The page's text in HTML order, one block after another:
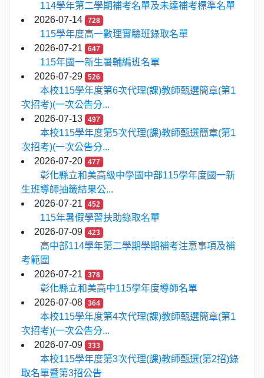
114學年第二學期補考名單及未達補考標準名單
2026-07-14
728
115學年度高一數理實驗班錄取名單
2026-07-21
647
115年國一新生暑輔編班名單
2026-07-29
526
本校115學年度第6次代理(課)教師甄選簡章(第1
次招考)(一次公告分...
2026-07-13
497
本校115學年度第5次代理(課)教師甄選簡章(第1
次招考)(一次公告分...
2026-07-20
477
彰化縣立和美高級中學國中部115學年度國一新
生班導師抽籤結果公...
2026-07-21
452
115年暑假學習扶助錄取名單
2026-07-09
423
高中部114學年第二學期學期補考注意事項及補
考範圍
2026-07-21
378
彰化縣立和美高中115學年度導師名單
2026-07-08
364
本校115學年度第4次代理(課)教師甄選簡章(第1
次招考)(一次公告分...
2026-07-09
333
本校115學年度第3次代理(課)教師甄選(第2招)錄
取名單暨第3招公告